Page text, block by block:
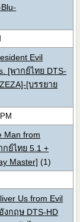
Evil
[พากย์ไทย DTS-
[บรรยาย
from
กย์ไทย 5.1 +
Master] (1)
Us from Evil
งกฤษ DTS-HD